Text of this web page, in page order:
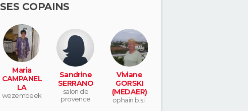
SES COPAINS
Maria
CAMPANEL
LA
wezembeek
Sandrine
SERRANO
salon de
provence
Viviane
GORSKI
(MEDAER)
ophain b.s.i.